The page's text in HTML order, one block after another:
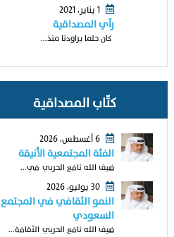
رآي المصداقية
كان حلما يراودنا منذ...
كتّاب المصداقية
الفئة المجتمعية الأنيقة
ضيف الله نافع الحربي في...
النمو الثقافي في المجتمع
السعودي
ضيف الله نافع الحربي الثقافة...